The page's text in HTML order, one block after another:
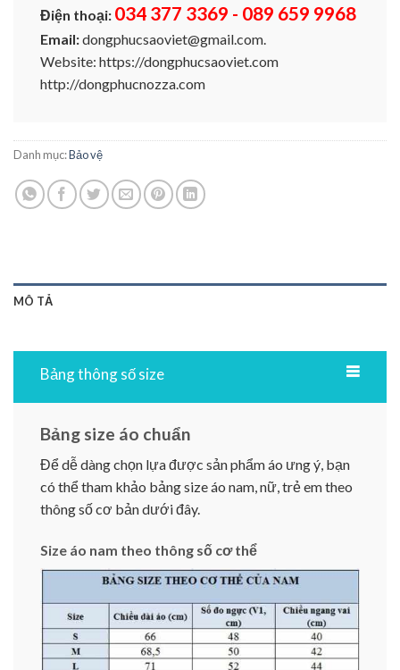
Điện thoại: 034 377 3369 - 089 659 9968
Email:dongphucsaoviet@gmail.com.
Website: https://dongphucsaoviet.com
http://dongphucnozza.com
Danh mục:Bảo vệ
MÔ TẢ
Bảng thông số size
Bảng size áo chuẩn
Để dễ dàng chọn lựa được sản phẩm áo ưng ý, bạn
có thể tham khảo bảng size áo nam, nữ, trẻ em theo
thông số cơ bản dưới đây.
Size áo nam theo thông số cơ thể